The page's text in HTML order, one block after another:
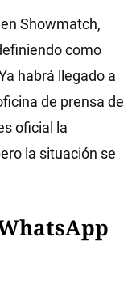
Showmatch,
como
habrá llegado a
de prensa de
oficial la
la situación se